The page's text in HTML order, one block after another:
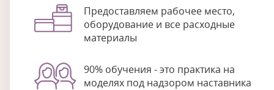
Предоставляем рабочее место,
оборудование и все расходные
материалы
90% обучения - это практика на
моделях под надзором наставника